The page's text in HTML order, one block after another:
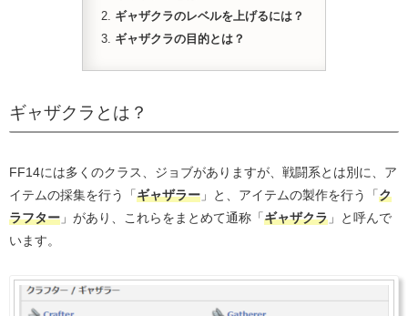
ギャザクラのレベルを上げるには？
ギャザクラの目的とは？
ギャザクラとは？
FF14には多くのクラス、ジョブがありますが、戦闘系とは別に、ア
イテムの採集を行う「ギャザラー 」と、アイテムの製作を行う「ク
ラフター 」があり、これらをまとめて通称「ギャザクラ 」と呼んで
います。